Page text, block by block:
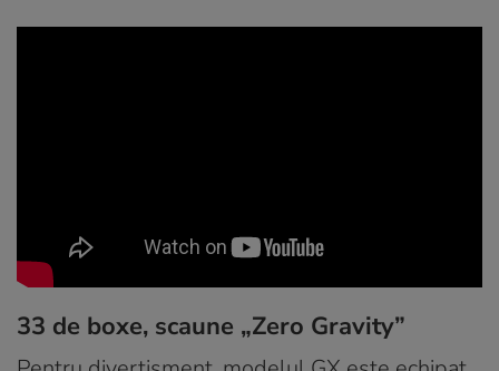
33 de boxe, scaune „Zero Gravity”